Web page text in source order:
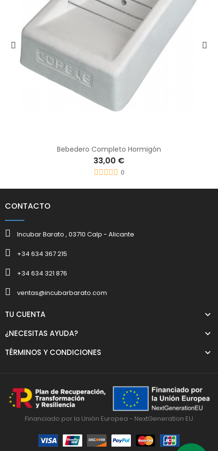
Bebedero Completo Hormigón
33,00 €
0
CONTACTO
Incubar Barato , 03710 Calp - Alicante
+34 634 367 215
+34 634 321 876
ventas@incubarbarato.com
TU CUENTA
¿NECESITAS AYUDA?
TÉRMINOS Y CONDICIONES
Financiado por la Unión Europea - NextGeneration EU